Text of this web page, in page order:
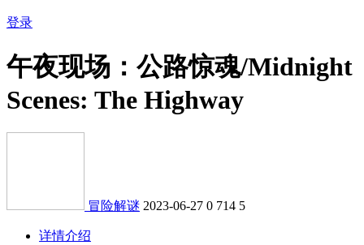
登录
午夜现场：公路惊魂/Midnight
Scenes: The Highway
冒险解谜 2023-06-27 0 714 5
详情介绍